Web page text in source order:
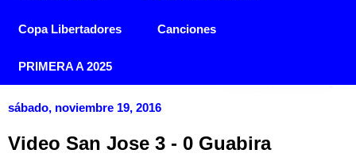
Copa Libertadores Canciones
PRIMERA A 2025
sábado, noviembre 19, 2016
Video San Jose 3 - 0 Guabira